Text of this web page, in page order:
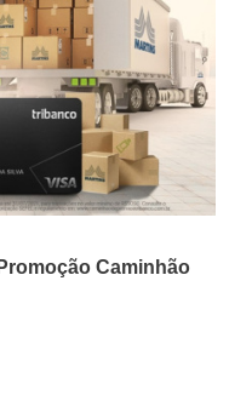
Promoção Caminhão